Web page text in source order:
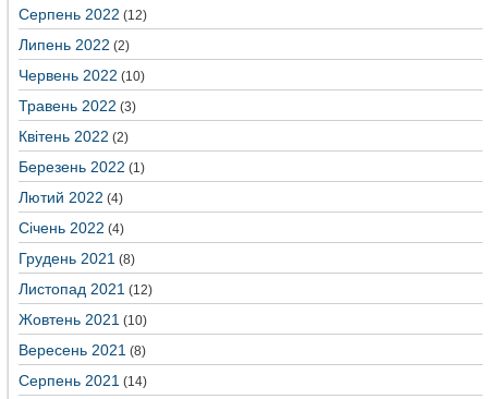
Серпень 2022 (12)
Липень 2022 (2)
Червень 2022 (10)
Травень 2022 (3)
Квітень 2022 (2)
Березень 2022 (1)
Лютий 2022 (4)
Січень 2022 (4)
Грудень 2021 (8)
Листопад 2021 (12)
Жовтень 2021 (10)
Вересень 2021 (8)
Серпень 2021 (14)